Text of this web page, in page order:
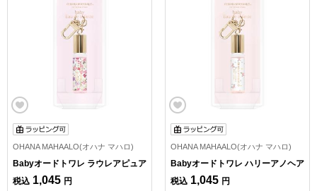
OHANA MAHAALO(オハナ マハロ)
Babyオードトワレ ラウレアピュア
税込 1,045 円
OHANA MAHAALO(オハナ マハロ)
Babyオードトワレ ハリーアノヘア
税込 1,045 円